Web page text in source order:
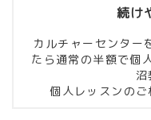
続け
カルチャーセンター
たら通常の半額で個
沼
個人レッスンのご